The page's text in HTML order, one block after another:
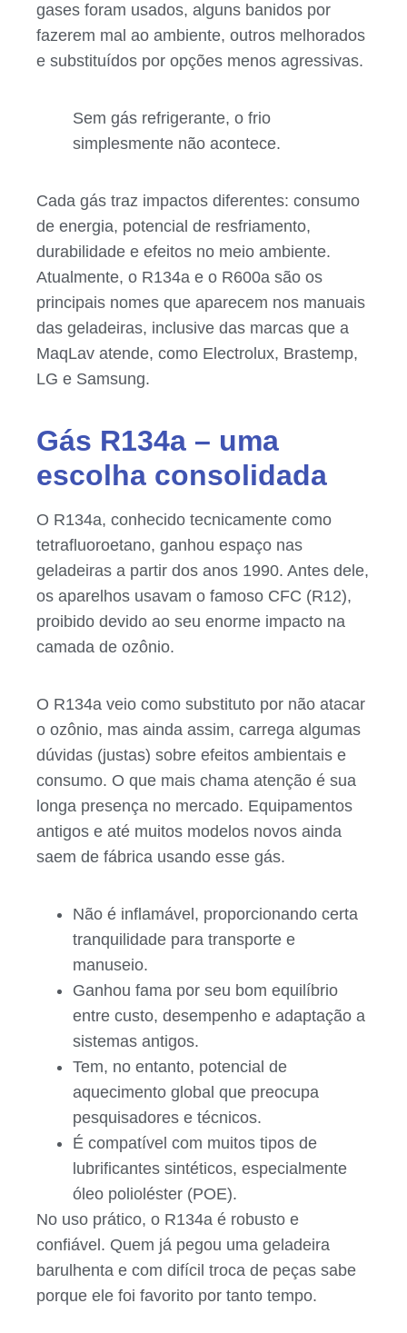
gases foram usados, alguns banidos por
fazerem mal ao ambiente, outros melhorados
e substituídos por opções menos agressivas.
Sem gás refrigerante, o frio
simplesmente não acontece.
Cada gás traz impactos diferentes: consumo
de energia, potencial de resfriamento,
durabilidade e efeitos no meio ambiente.
Atualmente, o R134a e o R600a são os
principais nomes que aparecem nos manuais
das geladeiras, inclusive das marcas que a
MaqLav atende, como Electrolux, Brastemp,
LG e Samsung.
Gás R134a – uma
escolha consolidada
O R134a, conhecido tecnicamente como
tetrafluoroetano, ganhou espaço nas
geladeiras a partir dos anos 1990. Antes dele,
os aparelhos usavam o famoso CFC (R12),
proibido devido ao seu enorme impacto na
camada de ozônio.
O R134a veio como substituto por não atacar
o ozônio, mas ainda assim, carrega algumas
dúvidas (justas) sobre efeitos ambientais e
consumo. O que mais chama atenção é sua
longa presença no mercado. Equipamentos
antigos e até muitos modelos novos ainda
saem de fábrica usando esse gás.
Não é inflamável, proporcionando certa
tranquilidade para transporte e
manuseio.
Ganhou fama por seu bom equilíbrio
entre custo, desempenho e adaptação a
sistemas antigos.
Tem, no entanto, potencial de
aquecimento global que preocupa
pesquisadores e técnicos.
É compatível com muitos tipos de
lubrificantes sintéticos, especialmente
óleo polioléster (POE).
No uso prático, o R134a é robusto e
confiável. Quem já pegou uma geladeira
barulhenta e com difícil troca de peças sabe
porque ele foi favorito por tanto tempo.